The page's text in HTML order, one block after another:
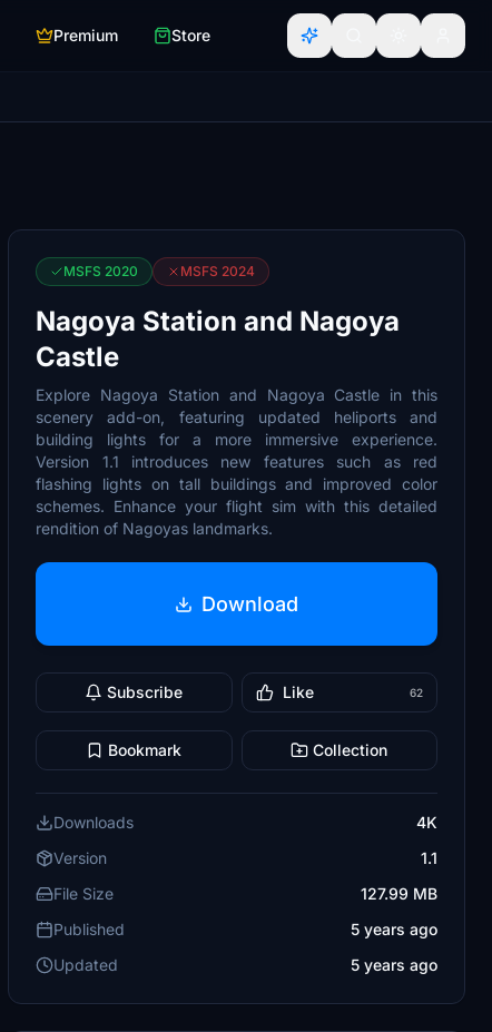
Premium Store
MSFS 2020 MSFS 2024
Nagoya Station and Nagoya
Castle
Explore Nagoya Station and Nagoya Castle in this
scenery add-on, featuring updated heliports and
building lights for a more immersive experience.
Version 1.1 introduces new features such as red
flashing lights on tall buildings and improved color
schemes. Enhance your flight sim with this detailed
rendition of Nagoyas landmarks.
Download
Subscribe Like 62
Bookmark Collection
Downloads
4K
Version
1.1
File Size
127.99 MB
Published
5 years ago
Updated
5 years ago